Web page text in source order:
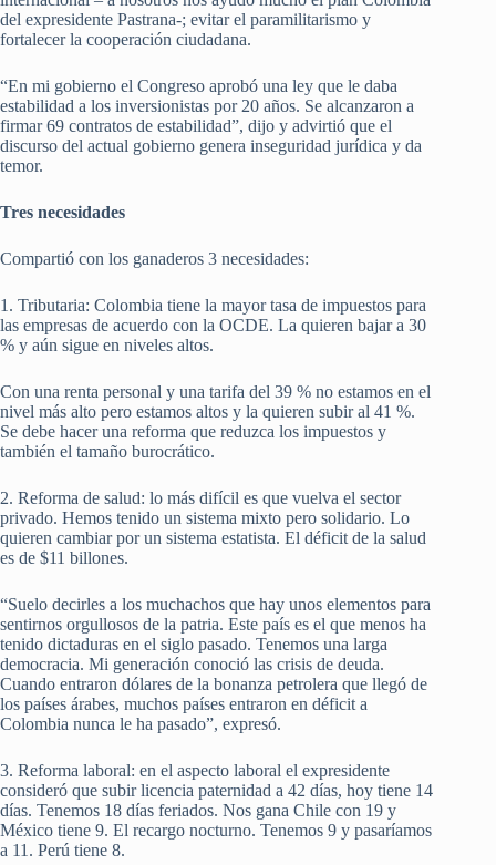
del expresidente Pastrana-; evitar el paramilitarismo y
fortalecer la cooperación ciudadana.
“En mi gobierno el Congreso aprobó una ley que le daba
estabilidad a los inversionistas por 20 años. Se alcanzaron a
firmar 69 contratos de estabilidad”, dijo y advirtió que el
discurso del actual gobierno genera inseguridad jurídica y da
temor.
Tres necesidades
Compartió con los ganaderos 3 necesidades:
1. Tributaria: Colombia tiene la mayor tasa de impuestos para
las empresas de acuerdo con la OCDE. La quieren bajar a 30
% y aún sigue en niveles altos.
Con una renta personal y una tarifa del 39 % no estamos en el
nivel más alto pero estamos altos y la quieren subir al 41 %.
Se debe hacer una reforma que reduzca los impuestos y
también el tamaño burocrático.
2. Reforma de salud: lo más difícil es que vuelva el sector
privado. Hemos tenido un sistema mixto pero solidario. Lo
quieren cambiar por un sistema estatista. El déficit de la salud
es de $11 billones.
“Suelo decirles a los muchachos que hay unos elementos para
sentirnos orgullosos de la patria. Este país es el que menos ha
tenido dictaduras en el siglo pasado. Tenemos una larga
democracia. Mi generación conoció las crisis de deuda.
Cuando entraron dólares de la bonanza petrolera que llegó de
los países árabes, muchos países entraron en déficit a
Colombia nunca le ha pasado”, expresó.
3. Reforma laboral: en el aspecto laboral el expresidente
consideró que subir licencia paternidad a 42 días, hoy tiene 14
días. Tenemos 18 días feriados. Nos gana Chile con 19 y
México tiene 9. El recargo nocturno. Tenemos 9 y pasaríamos
a 11. Perú tiene 8.